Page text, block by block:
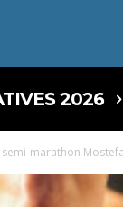
2026
marathon